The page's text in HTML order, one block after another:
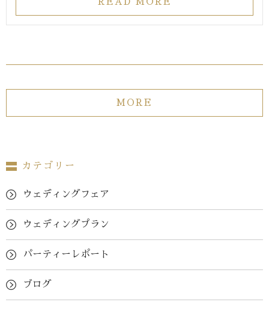
MORE
カテゴリー
ウェディングフェア
ウェディングプラン
パーティーレポート
ブログ